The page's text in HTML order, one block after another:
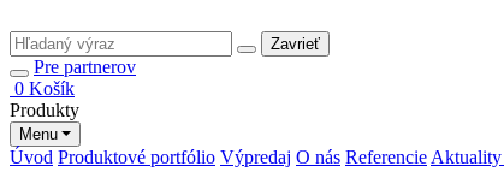
Zavrieť
Pre partnerov
0 Košík
Produkty
Menu
Úvod Produktové portfólio Výpredaj O nás Referencie Aktuality